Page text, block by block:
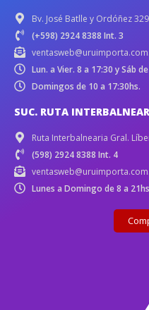
Bv. José Batlle y Ordóñez
(+598) 2924 8388 Int. 3
Lun. a Vier. 8 a 17:30 y Sáb
Domingos de 10 a 17:30hs.
SUC. RUTA
Ruta Interbalnearia Gral.
(598) 2924 8388 Int. 4
Lunes a Domingo de 8 a